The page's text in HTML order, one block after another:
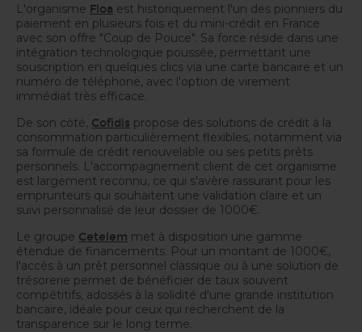
L'organisme Floa est historiquement l'un des pionniers du
paiement en plusieurs fois et du mini-crédit en France
avec son offre "Coup de Pouce". Sa force réside dans une
intégration technologique poussée, permettant une
souscription en quelques clics via une carte bancaire et un
numéro de téléphone, avec l'option de virement
immédiat très efficace.
De son côté, Cofidis propose des solutions de crédit à la
consommation particulièrement flexibles, notamment via
sa formule de crédit renouvelable ou ses petits prêts
personnels. L'accompagnement client de cet organisme
est largement reconnu, ce qui s'avère rassurant pour les
emprunteurs qui souhaitent une validation claire et un
suivi personnalisé de leur dossier de 1000€.
Le groupe Cetelem met à disposition une gamme
étendue de financements. Pour un montant de 1000€,
l'accès à un prêt personnel classique ou à une solution de
trésorerie permet de bénéficier de taux souvent
compétitifs, adossés à la solidité d'une grande institution
bancaire, idéale pour ceux qui recherchent de la
transparence sur le long terme.